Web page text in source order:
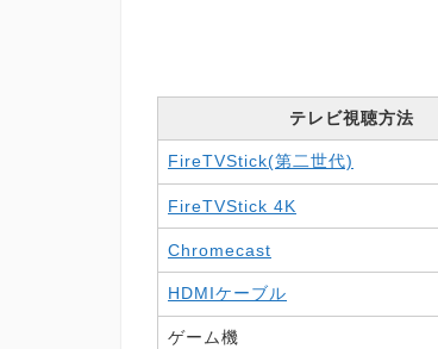
テレビ視聴方法
FireTVStick(第二世代)
FireTVStick 4K
Chromecast
HDMIケーブル
ゲーム機